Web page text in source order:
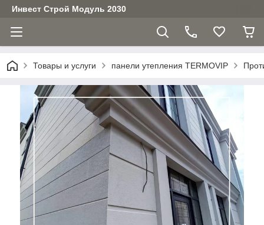
Инвест Строй Модуль 2030
Товары и услуги панели утепления TERMOVIP